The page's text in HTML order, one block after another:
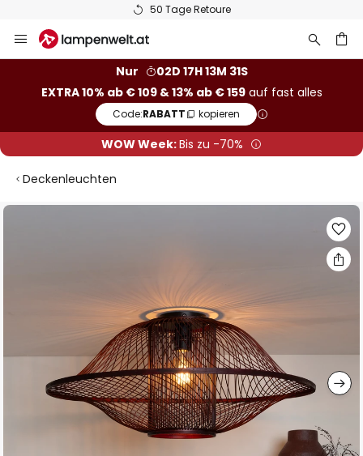
50 Tage Retoure
Inhalt
Nur
02D 17H 13M 30S
EXTRA 10% ab € 109 & 13% ab € 159auf fast alles
Code:RABATT kopieren
WOW Week:Bis zu -70%
Deckenleuchten
Zum